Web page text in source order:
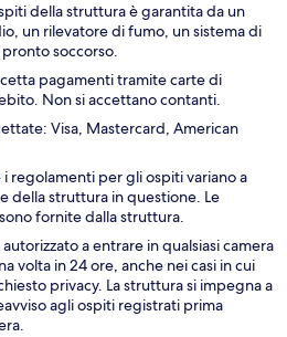
della struttura è garantita da un
un rilevatore di fumo, un sistema di
soccorso.
pagamenti tramite carte di
Non si accettano contanti.
Visa, Mastercard, American
i regolamenti per gli ospiti variano a
della struttura in questione. Le
fornite dalla struttura.
a entrare in qualsiasi camera
volta in 24 ore, anche nei casi in cui
privacy. La struttura si impegna a
agli ospiti registrati prima